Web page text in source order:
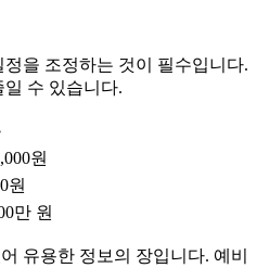
을 조정하는 것이 필수입니다.
수 있습니다.
원
원
만 원
유용한 정보의 장입니다. 예비